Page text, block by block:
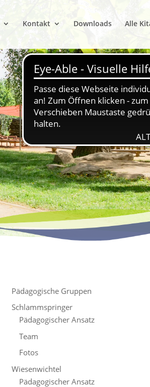
Kontakt Downloads Alle
Pädagogische Gruppen
Schlammspringer
Pädagogischer Ansatz
Team
Fotos
Wiesenwichtel
Pädagogischer Ansatz